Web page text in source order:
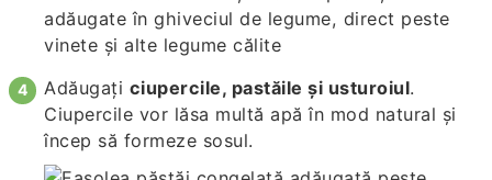
Adăugați ciupercile, pastăile și usturoiul.
Ciupercile vor lăsa multă apă în mod natural și
încep să formeze sosul.